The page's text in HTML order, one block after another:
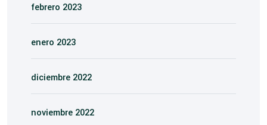
febrero 2023
enero 2023
diciembre 2022
noviembre 2022